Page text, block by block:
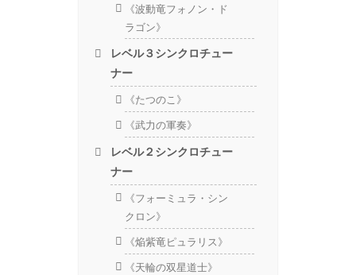
《波動竜フォノン・ド
ラゴン》
レベル３シンクロチュー
ナー
《たつのこ》
《武力の軍奏》
レベル２シンクロチュー
ナー
《フォーミュラ・シン
クロン》
《焔紫竜ピュラリス》
《天輪の双星道士》